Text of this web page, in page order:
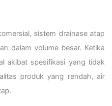
sistem drainase atap
dalam volume besar. Ketika
akibat spesifikasi yang tidak
produk yang rendah, air